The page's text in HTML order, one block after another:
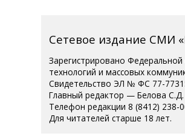
Сетевое издание СМИ
Зарегистрировано
технологий и массовых
Свидетельство ЭЛ № ФС 77-
Главный редактор — Белова С.Д.
Телефон редакции 8 (8412) 238-
Для читателей старше 18 лет.